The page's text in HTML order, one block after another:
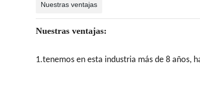
Nuestras ventajas
Nuestras ventajas:
1.tenemos en esta industria más de 8 años,